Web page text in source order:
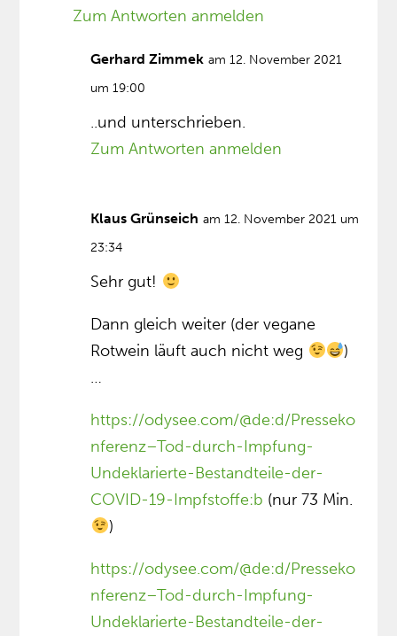
Zum Antworten anmelden
Gerhard Zimmek am 12. November 2021
um 19:00
..und unterschrieben.
Zum Antworten anmelden
Klaus Grünseich am 12. November 2021 um
23:34
Sehr gut!
Dann gleich weiter (der vegane
Rotwein läuft auch nicht weg
)
…
https://odysee.com/@de:d/Presseko
nferenz–Tod-durch-Impfung-
Undeklarierte-Bestandteile-der-
COVID-19-Impfstoffe:b (nur 73 Min.
)
https://odysee.com/@de:d/Presseko
nferenz–Tod-durch-Impfung-
Undeklarierte-Bestandteile-der-